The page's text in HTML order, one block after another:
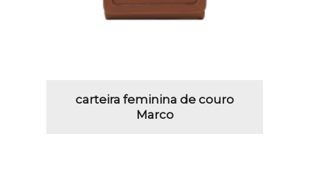
carteira feminina de couro
Marco